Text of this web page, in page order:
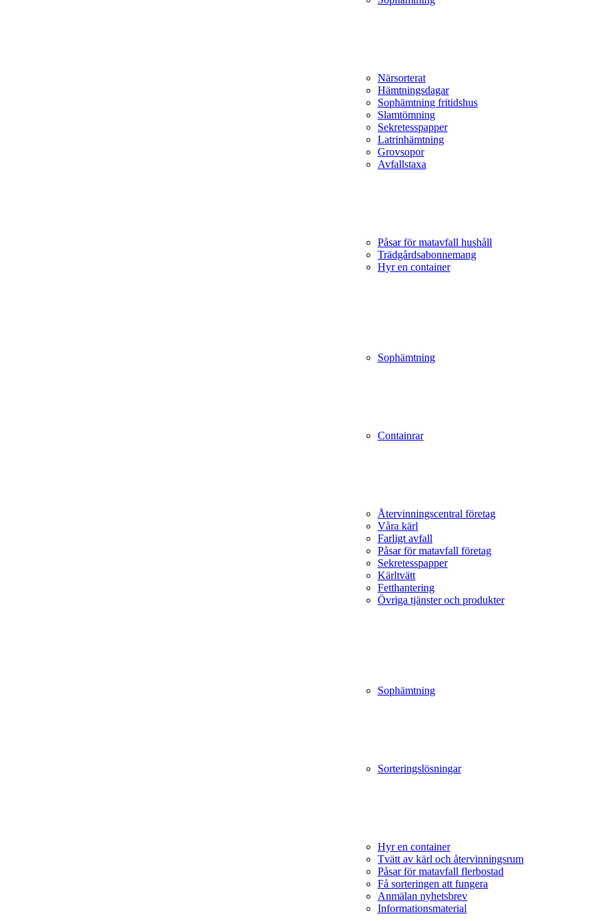
Närsorterat
Hämtningsdagar
Sophämtning fritidshus
Slamtömning
Sekretesspapper
Latrinhämtning
Grovsopor
Avfallstaxa
Påsar för matavfall hushåll
Trädgårds­abonnemang
Hyr en container
Sophämtning
Containrar
Återvinningscentral företag
Våra kärl
Farligt avfall
Påsar för matavfall företag
Sekretesspapper
Kärltvätt
Fetthantering
Övriga tjänster och produkter
Sophämtning
Sorteringslösningar
Hyr en container
Tvätt av kärl och återvinningsrum
Påsar för matavfall flerbostad
Få sorteringen att fungera
Anmälan nyhetsbrev
Informationsmaterial